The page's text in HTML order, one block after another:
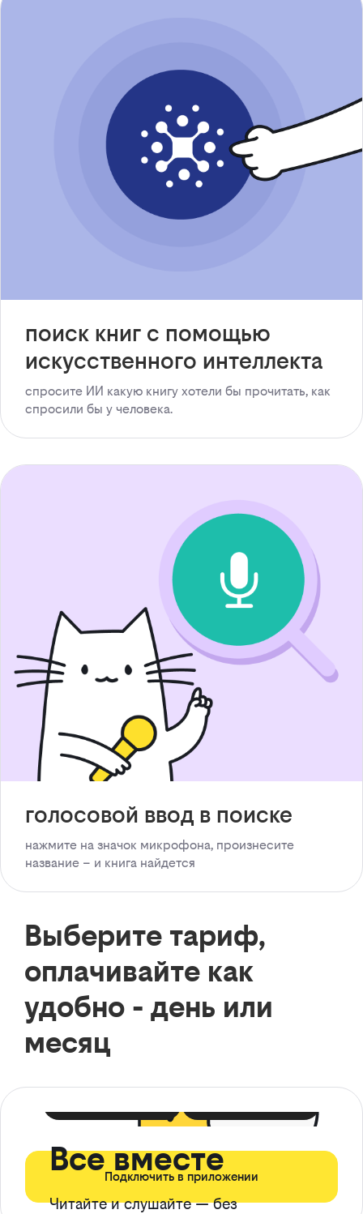
поиск книг с помощью
искусственного интеллекта
спросите ИИ какую книгу хотели бы прочитать, как
спросили бы у человека.
голосовой ввод в поиске
нажмите на значок микрофона, произнесите
название – и книга найдется
Выберите тариф,
оплачивайте как
удобно - день или
месяц
Все вместе
Читайте и слушайте — без
Подключить в приложении